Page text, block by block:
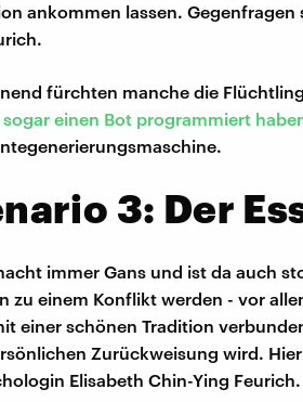
ankommen lassen.
fürchten manche die
sogar einen Bot programmiert
3: Der
immer Gans und ist da auch
zu einem Konflikt werden - vor
einer schönen Tradition
Zurückweisung wird.
Elisabeth Chin-Ying Feurich.